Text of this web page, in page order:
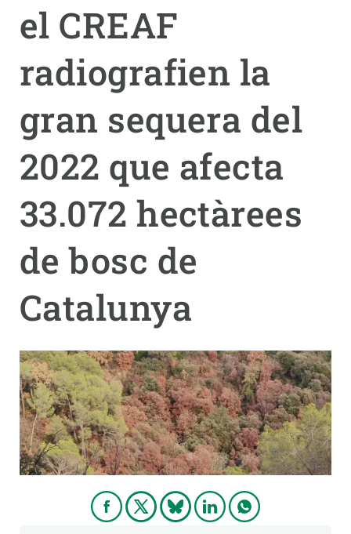
el CREAF
radiografien la
gran sequera del
2022 que afecta
33.072 hectàrees
de bosc de
Catalunya
CIÈNCIA EN ACCIÓ
NOTÍCIES I AGENDA